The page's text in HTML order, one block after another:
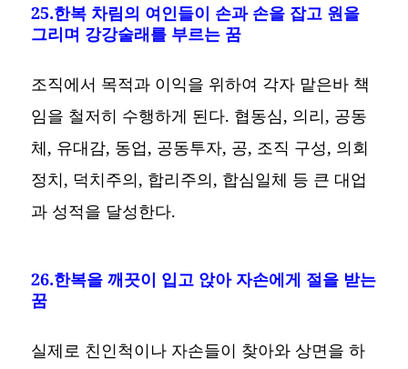
25.한복 차림의 여인들이 손과 손을 잡고 원을
그리며 강강술래를 부르는 꿈
조직에서 목적과 이익을 위하여 각자 맡은바 책
임을 철저히 수행하게 된다. 협동심, 의리, 공동
체, 유대감, 동업, 공동투자, 공, 조직 구성, 의회
정치, 덕치주의, 합리주의, 합심일체 등 큰 대업
과 성적을 달성한다.
26.한복을 깨끗이 입고 앉아 자손에게 절을 받는
꿈
실제로 친인척이나 자손들이 찾아와 상면을 하